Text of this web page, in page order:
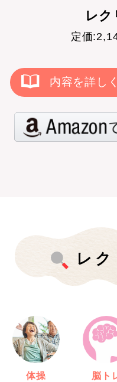
レ
定価
内容を詳し
レ
体操 脳ト